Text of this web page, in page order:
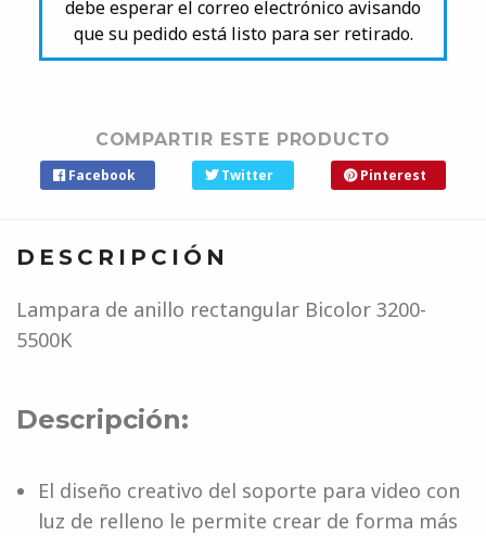
debe esperar el correo electrónico avisando
que su pedido está listo para ser retirado.
COMPARTIR ESTE PRODUCTO
Facebook Twitter Pinterest
DESCRIPCIÓN
Lampara de anillo rectangular Bicolor 3200-
5500K
Descripción:
El diseño creativo del soporte para video con
luz de relleno le permite crear de forma más